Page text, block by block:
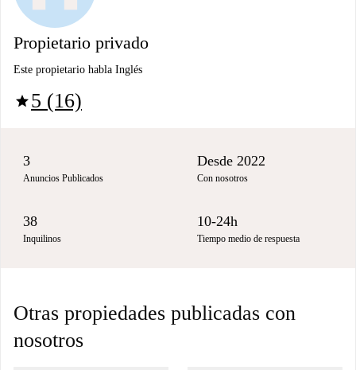
Propietario privado
Este propietario habla Inglés
star5 (16)
3
Anuncios Publicados
Desde 2022
Con nosotros
38
Inquilinos
10-24h
Tiempo medio de respuesta
Otras propiedades publicadas con
nosotros